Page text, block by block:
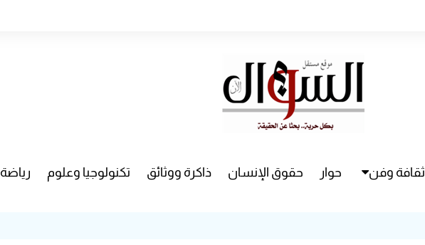
ثقافة وفن حوار حقوق الإنسان ذاكرة ووثائق تكنولوجيا وعلوم رياضة